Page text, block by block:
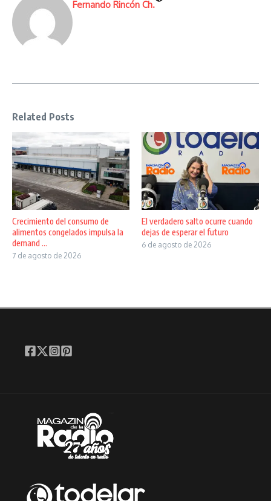
Fernando Rincón Ch.
Related Posts
Crecimiento del consumo de
alimentos congelados impulsa la
demand ...
7 de agosto de 2026
El verdadero salto ocurre cuando
dejas de esperar el futuro
6 de agosto de 2026